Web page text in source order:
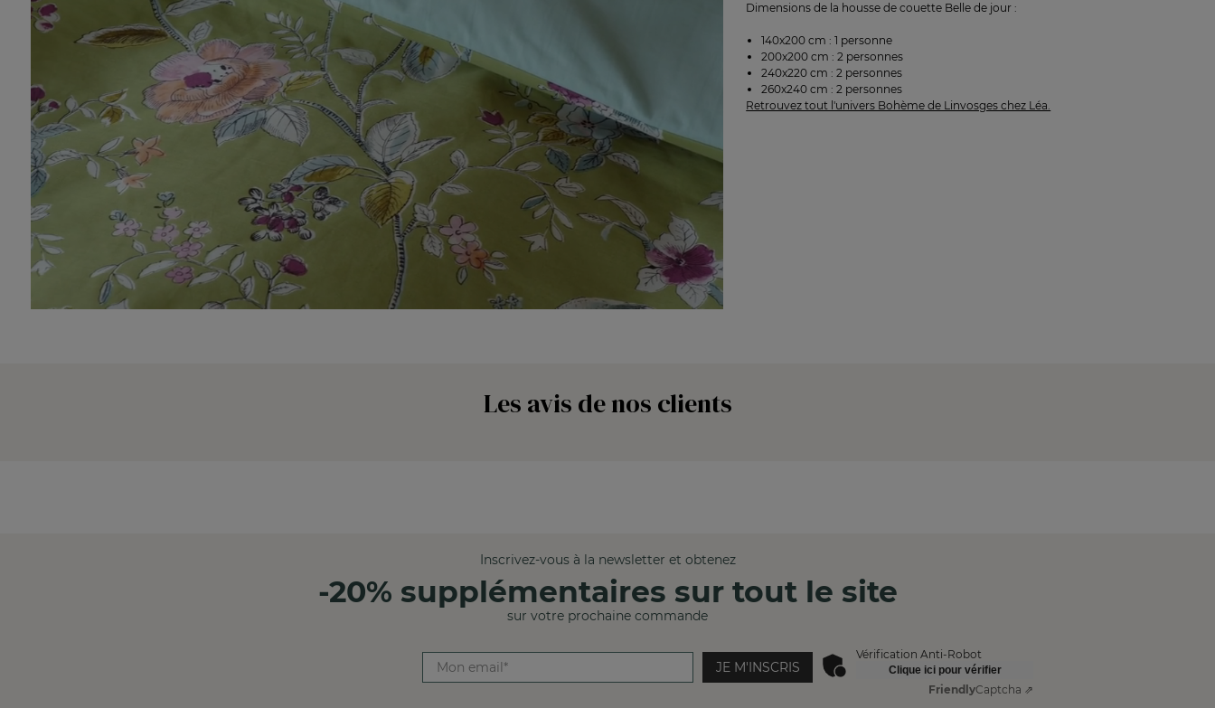
Dimensions de la housse de couette Belle de jour :
140x200 cm : 1 personne
200x200 cm : 2 personnes
240x220 cm : 2 personnes
260x240 cm : 2 personnes
Retrouvez tout l'univers Bohème de Linvosges chez Léa.
Les avis de nos clients
Inscrivez-vous à la newsletter et obtenez
-20% supplémentaires sur tout le site
sur votre prochaine commande
JE M'INSCRIS
Vérification Anti-Robot
Clique ici pour vérifier
FriendlyCaptcha ⇗